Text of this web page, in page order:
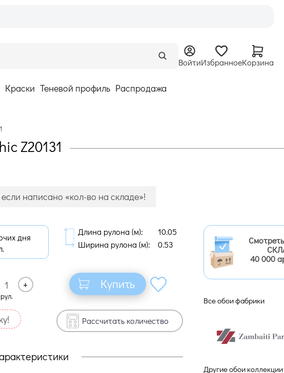
ВойтиИзбранноеКорзина
Краски Теневой профиль Распродажа
Z20131
написано «кол-во на складе»!
дня
Длина рулона (м):
10.05
Ширина рулона (м):
0.53
рул.
+ Купить
Рассчитать количество
40 000
Все обои фабрики
Другие обои коллекции